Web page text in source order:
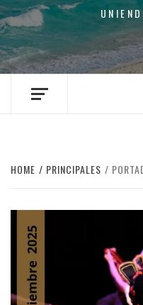
HOME PRINCIPALES